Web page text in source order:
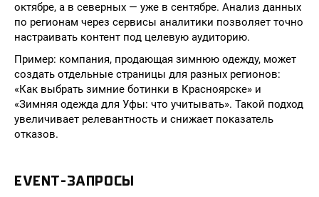
октябре, а в северных — уже в сентябре. Анализ данных
по регионам через сервисы аналитики позволяет точно
настраивать контент под целевую аудиторию.
Пример: компания, продающая зимнюю одежду, может
создать отдельные страницы для разных регионов:
«Как выбрать зимние ботинки в Красноярске» и
«Зимняя одежда для Уфы: что учитывать». Такой подход
увеличивает релевантность и снижает показатель
отказов.
EVENT-ЗАПРОСЫ